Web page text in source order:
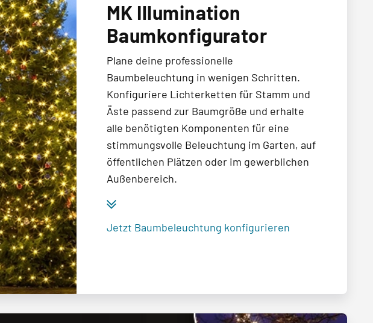
MK Illumination
Baumkonfigurator
Plane deine professionelle
Baumbeleuchtung in wenigen Schritten.
Konfiguriere Lichterketten für Stamm und
Äste passend zur Baumgröße und erhalte
alle benötigten Komponenten für eine
stimmungsvolle Beleuchtung im Garten, auf
öffentlichen Plätzen oder im gewerblichen
Außenbereich.
Jetzt Baumbeleuchtung konfigurieren